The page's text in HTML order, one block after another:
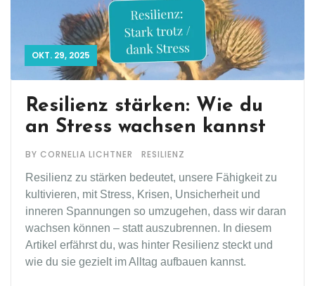
OKT. 29, 2025
Resilienz stärken: Wie du
an Stress wachsen kannst
BY CORNELIA LICHTNER
RESILIENZ
Resilienz zu stärken bedeutet, unsere Fähigkeit zu
kultivieren, mit Stress, Krisen, Unsicherheit und
inneren Spannungen so umzugehen, dass wir daran
wachsen können – statt auszubrennen. In diesem
Artikel erfährst du, was hinter Resilienz steckt und
wie du sie gezielt im Alltag aufbauen kannst.